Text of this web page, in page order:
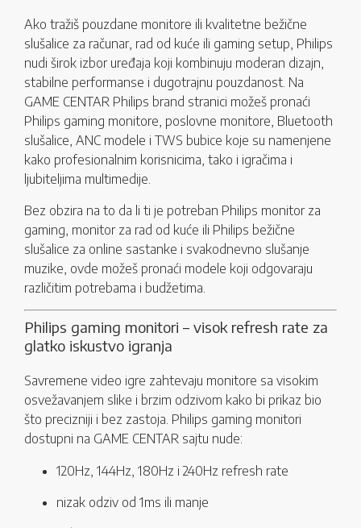
Ako tražiš pouzdane monitore ili kvalitetne bežične
slušalice za računar, rad od kuće ili gaming setup, Philips
nudi širok izbor uređaja koji kombinuju moderan dizajn,
stabilne performanse i dugotrajnu pouzdanost. Na
GAME CENTAR Philips brand stranici možeš pronaći
Philips gaming monitore, poslovne monitore, Bluetooth
slušalice, ANC modele i TWS bubice koje su namenjene
kako profesionalnim korisnicima, tako i igračima i
ljubiteljima multimedije.
Bez obzira na to da li ti je potreban Philips monitor za
gaming, monitor za rad od kuće ili Philips bežične
slušalice za online sastanke i svakodnevno slušanje
muzike, ovde možeš pronaći modele koji odgovaraju
različitim potrebama i budžetima.
Philips gaming monitori – visok refresh rate za
glatko iskustvo igranja
Savremene video igre zahtevaju monitore sa visokim
osvežavanjem slike i brzim odzivom kako bi prikaz bio
što precizniji i bez zastoja. Philips gaming monitori
dostupni na GAME CENTAR sajtu nude:
120Hz, 144Hz, 180Hz i 240Hz refresh rate
nizak odziv od 1ms ili manje